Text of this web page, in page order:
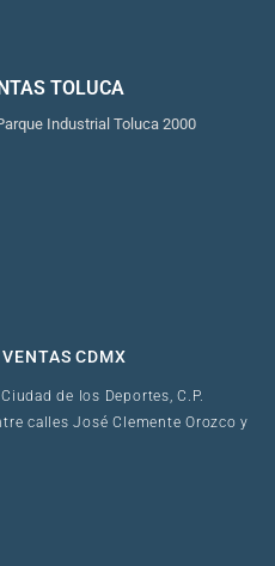
TOLUCA
Industrial Toluca 2000
CDMX
de los Deportes, C.P.
calles José Clemente Orozco y